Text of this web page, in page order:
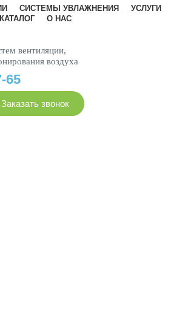
СИСТЕМЫ УВЛАЖНЕНИЯ
УСЛУГИ
КАТАЛОГ
О НАС
вентиляции,
воздуха
65
Заказать звонок